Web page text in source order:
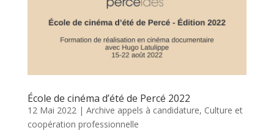
École de cinéma d’été de Percé 2022
12 Mai 2022| Archive appels à candidature, Culture et
coopération professionnelle